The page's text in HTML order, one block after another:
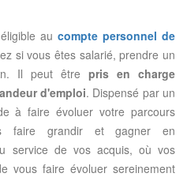
aucompte personnel de
si vous êtes salarié, prendre un
Il peut être pris en charge
d'emploi. Dispensé par un
à faire évoluer votre parcours
faire grandir et gagner en
service de vos acquis, où vos
vous faire évoluer sereinement